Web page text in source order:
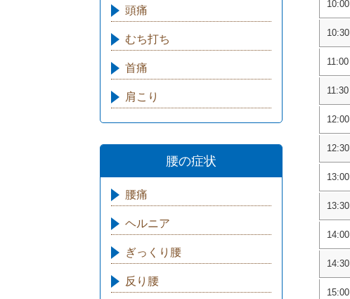
10:00
10:30
11:00
11:30
12:00
12:30
13:00
13:30
14:00
14:30
15:00
頭痛
むち打ち
首痛
肩こり
腰の症状
腰痛
ヘルニア
ぎっくり腰
反り腰